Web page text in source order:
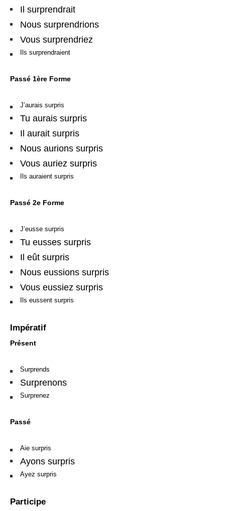
Il surprendrait
Nous surprendrions
Vous surprendriez
Ils surprendraient
Passé 1ère Forme
J’aurais surpris
Tu aurais surpris
Il aurait surpris
Nous aurions surpris
Vous auriez surpris
Ils auraient surpris
Passé 2e Forme
J’eusse surpris
Tu eusses surpris
Il eût surpris
Nous eussions surpris
Vous eussiez surpris
Ils eussent surpris
Impératif
Présent
Surprends
Surprenons
Surprenez
Passé
Aie surpris
Ayons surpris
Ayez surpris
Participe